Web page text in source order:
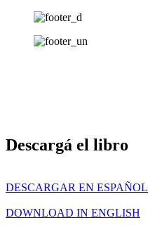
Descargá el libro
DESCARGAR EN ESPAÑOL
DOWNLOAD IN ENGLISH